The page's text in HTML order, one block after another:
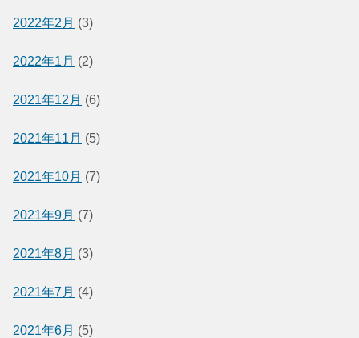
2022年2月 (3)
2022年1月 (2)
2021年12月 (6)
2021年11月 (5)
2021年10月 (7)
2021年9月 (7)
2021年8月 (3)
2021年7月 (4)
2021年6月 (5)